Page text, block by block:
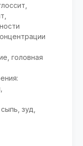
головная
зуд,